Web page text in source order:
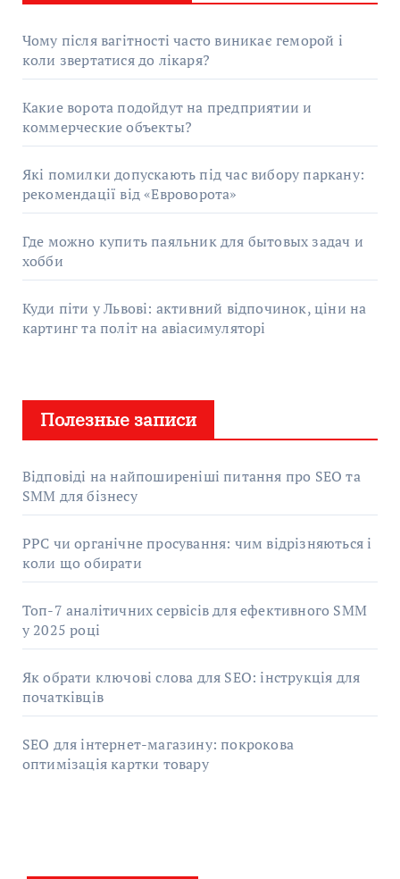
Чому після вагітності часто виникає геморой і
коли звертатися до лікаря?
Какие ворота подойдут на предприятии и
коммерческие объекты?
Які помилки допускають під час вибору паркану:
рекомендації від «Евроворота»
Где можно купить паяльник для бытовых задач и
хобби
Куди піти у Львові: активний відпочинок, ціни на
картинг та політ на авіасимуляторі
Полезные записи
Відповіді на найпоширеніші питання про SEO та
SMM для бізнесу
PPC чи органічне просування: чим відрізняються і
коли що обирати
Топ-7 аналітичних сервісів для ефективного SMM
у 2025 році
Як обрати ключові слова для SEO: інструкція для
початківців
SEO для інтернет-магазину: покрокова
оптимізація картки товару